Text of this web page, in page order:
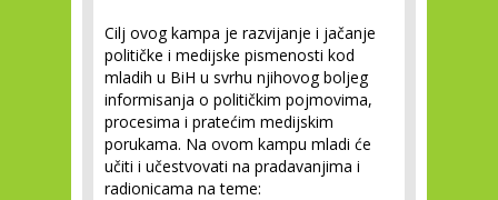
Cilj ovog kampa je razvijanje i jačanje
političke i medijske pismenosti kod
mladih u BiH u svrhu njihovog boljeg
informisanja o političkim pojmovima,
procesima i pratećim medijskim
porukama. Na ovom kampu mladi će
učiti i učestvovati na pradavanjima i
radionicama na teme: